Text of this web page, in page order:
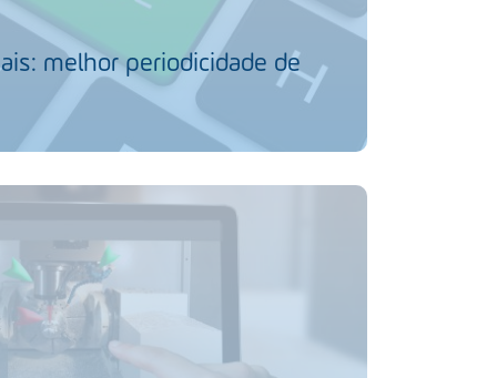
melhor periodicidade de